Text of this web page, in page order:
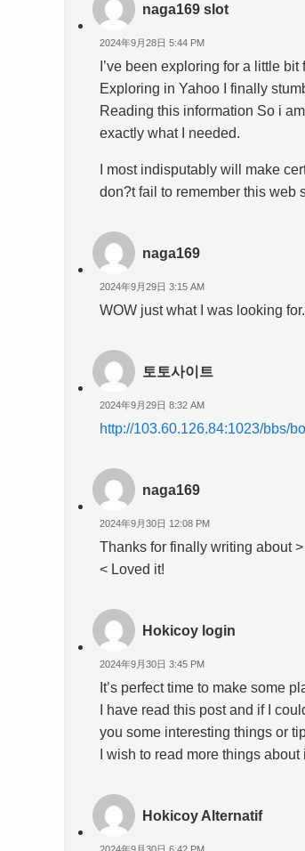
naga169 slot
2024年9月28日 5:44 PM
I’ve been exploring for a little
Exploring in Yahoo I finally
Reading this information So i
exactly what I needed.
I most indisputably will make
don?t fail to remember this web
naga169
2024年9月29日 3:15 AM
WOW just what I was looking
토토사이트
2024年9月29日 8:32 AM
http://103.60.126.84:1023/bbs/
naga169
2024年9月30日 12:08 PM
Thanks for finally writing about
< Loved it!
Hokicoy login
2024年9月30日 3:45 PM
It’s perfect time to make some
I have read this post and if I
you some interesting things or
I wish to read more things about
Hokicoy Alternatif